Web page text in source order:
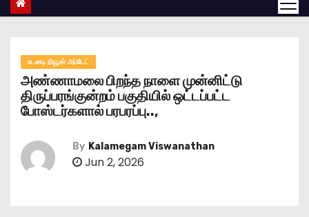
உடனடி நியூஸ் அப்டேட்
அண்ணாமலை பிறந்த நாளை முன்னிட்டு
திருப்பரங்குன்றம் பகுதியில் ஒட்டப்பட்ட
போஸ்டர்களால் பரபரப்பு..,
By Kalamegam Viswanathan
Jun 2, 2026